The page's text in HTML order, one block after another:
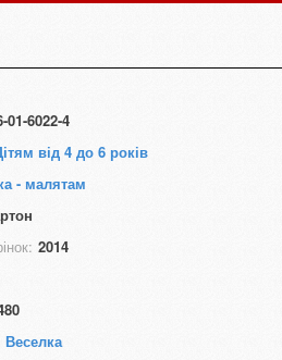
01-6022-4
від 4 до 6 років
- малятам
2014
Веселка